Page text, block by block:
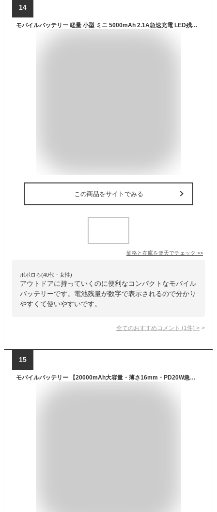
14
モバイルバッテリー 軽量 小型 ミニ 5000mAh 2.1A急速充電 LED残量表示 アイフォーン iPhone Android 直接充電 Lightning/Type-cコネクター内蔵 スタンド付き iPhone16/15/14/13/12/11/8/SE/Pro/iPad全機種対応 PSE認証済 防災 避難 地震 停電
この商品をサイトでみる
価格と在庫を楽天でチェック >>
ポポロろ(40代・女性)
アウトドアに持っていくのに便利なコンパクトなモバイル
バッテリーです。電池残量が数字で表示されるので分かり
やすくて使いやすいです。
全てのおすすめコメント (1 件) >
15
モバイルバッテリー 【20000mAh大容量・薄さ16mm・PD20W急速充電】モバイルバッテリー 超軽量 小型 QC3.0対応 LED残量表示 最大3台同時充電可能 スマホ充電器 携帯充電器 iPad/iPhone/Android各種スマホ対応 PSE認証済み&安全回路保護 機内持ち込み可能 旅行/出張/アウトドア/キャンプ/停電対策/防災 日本語取扱説明書